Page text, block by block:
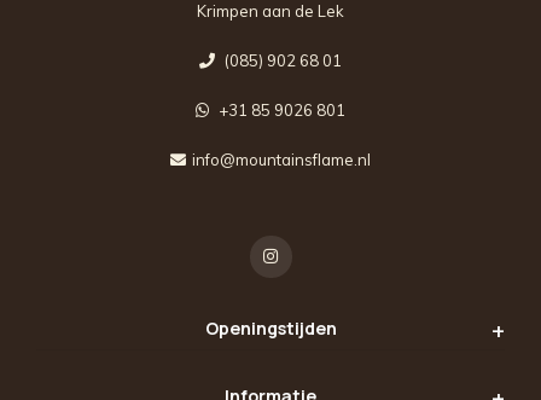
Krimpen aan de Lek
(085) 902 68 01
+31 85 9026 801
info@mountainsflame.nl
Openingstijden